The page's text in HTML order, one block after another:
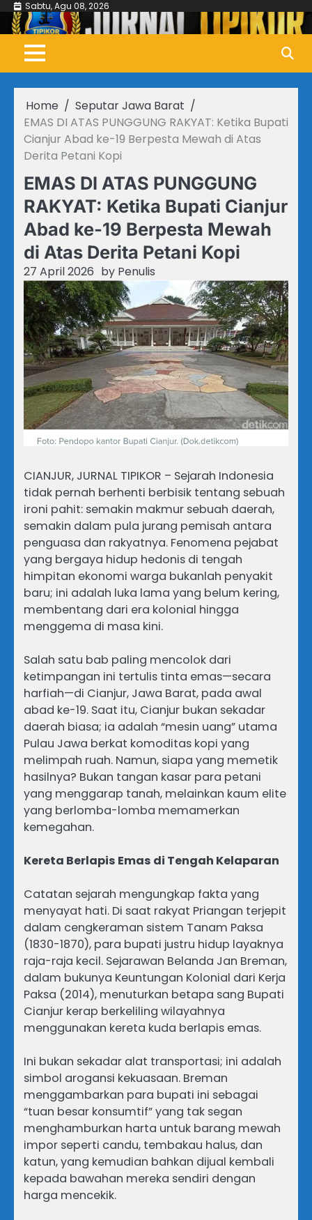
Skip
content
Sabtu, Agu 08, 2026
Home
Seputar Jawa Barat
EMAS DI ATAS PUNGGUNG RAKYAT: Ketika Bupati
Cianjur Abad ke-19 Berpesta Mewah di Atas
Derita Petani Kopi
EMAS DI ATAS PUNGGUNG
RAKYAT: Ketika Bupati Cianjur
Abad ke-19 Berpesta Mewah
di Atas Derita Petani Kopi
27 April 2026 by Penulis
CIANJUR, JURNAL TIPIKOR – Sejarah Indonesia
tidak pernah berhenti berbisik tentang sebuah
ironi pahit: semakin makmur sebuah daerah,
semakin dalam pula jurang pemisah antara
penguasa dan rakyatnya. Fenomena pejabat
yang bergaya hidup hedonis di tengah
himpitan ekonomi warga bukanlah penyakit
baru; ini adalah luka lama yang belum kering,
membentang dari era kolonial hingga
menggema di masa kini.
Salah satu bab paling mencolok dari
ketimpangan ini tertulis tinta emas—secara
harfiah—di Cianjur, Jawa Barat, pada awal
abad ke-19. Saat itu, Cianjur bukan sekadar
daerah biasa; ia adalah “mesin uang” utama
Pulau Jawa berkat komoditas kopi yang
melimpah ruah. Namun, siapa yang memetik
hasilnya? Bukan tangan kasar para petani
yang menggarap tanah, melainkan kaum elite
yang berlomba-lomba memamerkan
kemegahan.
Kereta Berlapis Emas di Tengah Kelaparan
Catatan sejarah mengungkap fakta yang
menyayat hati. Di saat rakyat Priangan terjepit
dalam cengkeraman sistem Tanam Paksa
(1830-1870), para bupati justru hidup layaknya
raja-raja kecil. Sejarawan Belanda Jan Breman,
dalam bukunya Keuntungan Kolonial dari Kerja
Paksa (2014), menuturkan betapa sang Bupati
Cianjur kerap berkeliling wilayahnya
menggunakan kereta kuda berlapis emas.
Ini bukan sekadar alat transportasi; ini adalah
simbol arogansi kekuasaan. Breman
menggambarkan para bupati ini sebagai
“tuan besar konsumtif” yang tak segan
menghamburkan harta untuk barang mewah
impor seperti candu, tembakau halus, dan
katun, yang kemudian bahkan dijual kembali
kepada bawahan mereka sendiri dengan
harga mencekik.